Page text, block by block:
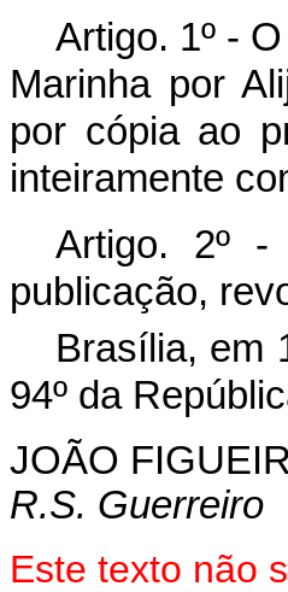
Artigo. 1º -
Marinha por
por cópia ao
inteiramente
Artigo. 2º
publicação,
Brasília, em
94º da
JOÃO
R.S. Guerreiro
Este texto não